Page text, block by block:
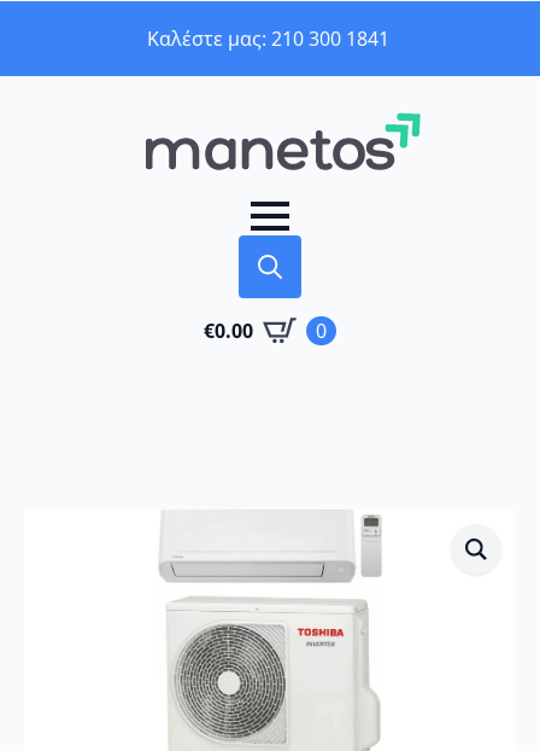
Καλέστε μας: 210 300 1841
for:
€0.00 0